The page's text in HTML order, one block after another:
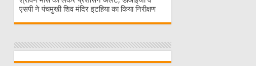
एसपी ने पंचमुखी शिव मंदिर इटहिया का किया निरीक्षण